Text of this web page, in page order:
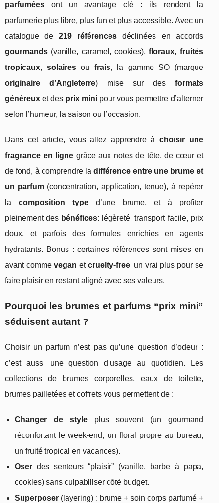
parfumées ont un avantage clé : ils rendent la
parfumerie plus libre, plus fun et plus accessible. Avec un
catalogue de219 références déclinées en accords
gourmands (vanille, caramel, cookies),floraux, fruités
tropicaux, solairesou frais, la gamme SO (marque
originaire d’Angleterre) mise sur des formats
généreux et des prix minipour vous permettre d’alterner
selon l’humeur, la saison ou l’occasion.
Dans cet article, vous allez apprendre àchoisir une
fragrance en ligne grâce aux notes de tête, de cœur et
de fond, à comprendre ladifférence entre une brume et
un parfum(concentration, application, tenue), à repérer
la composition typed’une brume, et à profiter
pleinement des bénéfices: légèreté, transport facile, prix
doux, et parfois des formules enrichies en agents
hydratants. Bonus : certaines références sont mises en
avant commevegan et cruelty-free, un vrai plus pour se
faire plaisir en restant aligné avec ses valeurs.
Pourquoi les brumes et parfums “prix mini”
séduisent autant ?
Choisir un parfum n’est pas qu’une question d’odeur :
c’est aussi une question d’usage au quotidien. Les
collections de brumes corporelles, eaux de toilette,
brumes pailletées et coffrets vous permettent de :
Changer de styleplus souvent (un gourmand
réconfortant le week-end, un floral propre au bureau,
un fruité tropical en vacances).
Oser des senteurs “plaisir” (vanille, barbe à papa,
cookies) sans culpabiliser côté budget.
Superposer (layering) : brume + soin corps parfumé +